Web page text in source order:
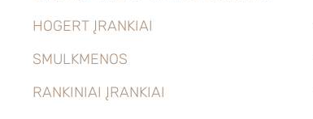
HOGERT ĮRANKIAI
SMULKMENOS
RANKINIAI ĮRANKIAI